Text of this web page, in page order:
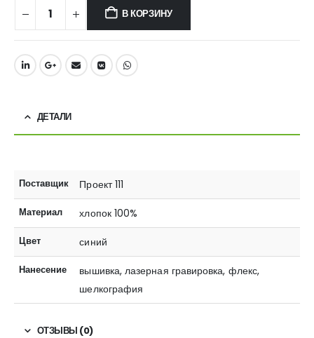
В КОРЗИНУ
ДЕТАЛИ
Поставщик Проект 111
Материал хлопок 100%
Цвет синий
Нанесение
вышивка, лазерная гравировка, флекс,
шелкография
ОТЗЫВЫ (0)